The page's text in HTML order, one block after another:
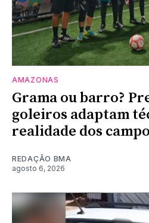
AMAZONAS
Grama ou barro?
goleiros adaptam
realidade dos
REDAÇÃO BMA
agosto 6, 2026